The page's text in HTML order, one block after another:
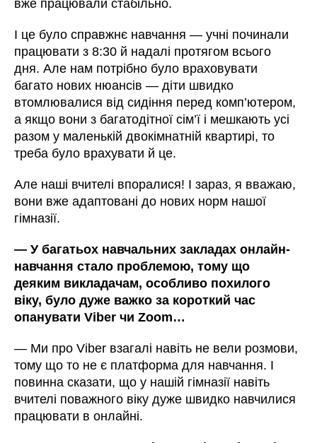
вже працювали стабільно.
І це було справжнє навчання — учні починали
працювати з 8:30 й надалі протягом всього
дня. Але нам потрібно було враховувати
багато нових нюансів — діти швидко
втомлювалися від сидіння перед комп’ютером,
а якщо вони з багатодітної сім’ї і мешкають усі
разом у маленькій двокімнатній квартирі, то
треба було врахувати й це.
Але наші вчителі впоралися! І зараз, я вважаю,
вони вже адаптовані до нових норм нашої
гімназії.
—У багатьох навчальних закладах онлайн-
навчання стало проблемою, тому що
деяким викладачам, особливо похилого
віку, було дуже важко за короткий час
опанувати Viber чи Zoom…
— Ми про Viber взагалі навіть не вели розмови,
тому що то не є платформа для навчання. І
повинна сказати, що у нашій гімназії навіть
вчителі поважного віку дуже швидко навчилися
працювати в онлайні.